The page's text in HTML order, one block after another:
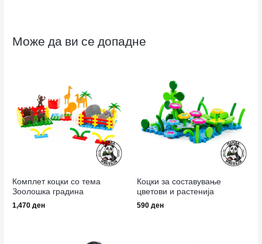
Може да ви се допадне
Комплет коцки со тема
Зоолошка градина
1,470ден
Коцки за составување
цветови и растенија
590 ден